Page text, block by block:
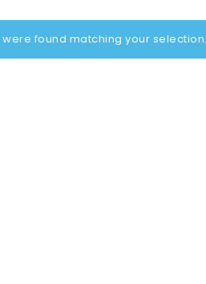
found matching your selection.